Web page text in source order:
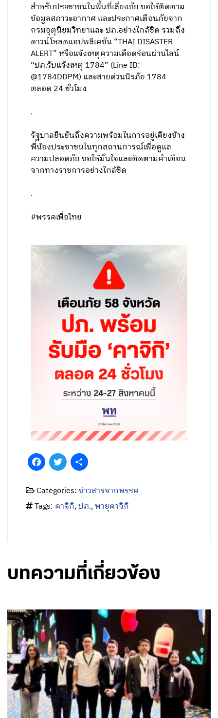
สำหรับประชาชนในพื้นที่เสี่ยงภัย ขอให้ติดตาม
ข้อมูลสภาวะอากาศ และประกาศเตือนภัยจาก
กรมอุตุนิยมวิทยาและ ปภ.อย่างใกล้ชิด รวมถึง
ดาวน์โหลดแอปพลิเคชัน “THAI DISASTER
ALERT” หรือแจ้งเหตุความเดือดร้อนผ่านไลน์
“ปภ.รับแจ้งเหตุ 1784” (Line ID:
@1784DDPM) และสายด่วนนิรภัย 1784
ตลอด 24 ชั่วโมง
.
รัฐบาลยืนยันถึงความพร้อมในการอยู่เคียงข้าง
พี่น้องประชาชนในทุกสถานการณ์เพื่อดูแล
ความปลอดภัย ขอให้มั่นใจและติดตามคำเตือน
จากทางราชการอย่างใกล้ชิด
.
#พรรคเพื่อไทย
FacebookTwitter
Categories:ข่าวสารจากพรรค
Tags: คาจิกิ,ปภ.,พายุคาจิกิ
บทความที่เกี่ยวข้อง